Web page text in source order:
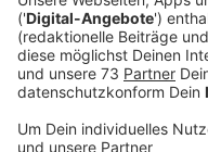
Corona-Regeln, mit
"Coltplay". Und dieses
am 4. und 5.Juli 2025
Schloß Diepenbrock
Benjamin Rotzler in